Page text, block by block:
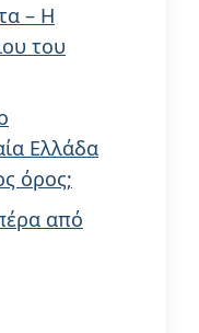
– Η
του
Ελλάδα
όρος;
από